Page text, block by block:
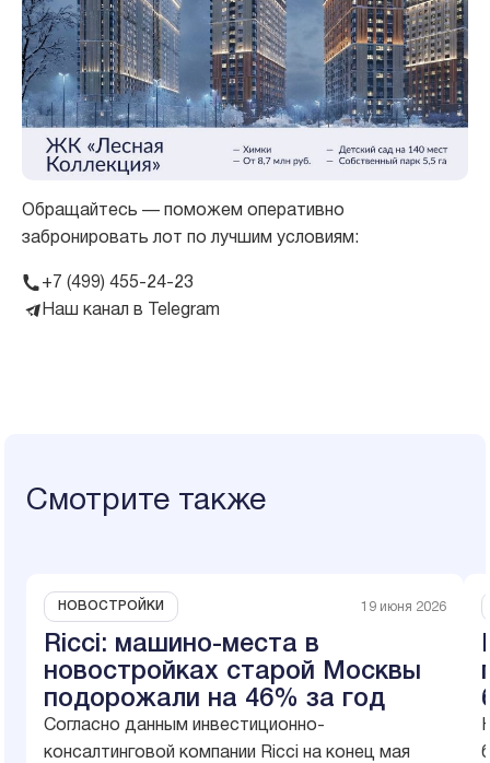
Обращайтесь — поможем оперативно
забронировать лот по лучшим условиям:
+7 (499) 455-24-23
Наш канал в Telegram
Смотрите также
НОВОСТРОЙКИ 19 июня 2026
Ricci: машино-места в
новостройках старой Москвы
подорожали на 46% за год
Согласно данным инвестиционно-
консалтинговой компании Ricci на конец мая